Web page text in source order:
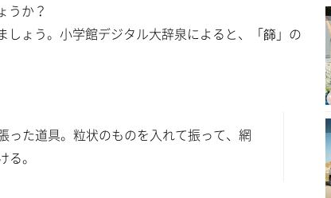
うか？
ょう。小学館デジタル大辞泉によると、「篩」の
った道具。粒状のものを入れて振って、網
。